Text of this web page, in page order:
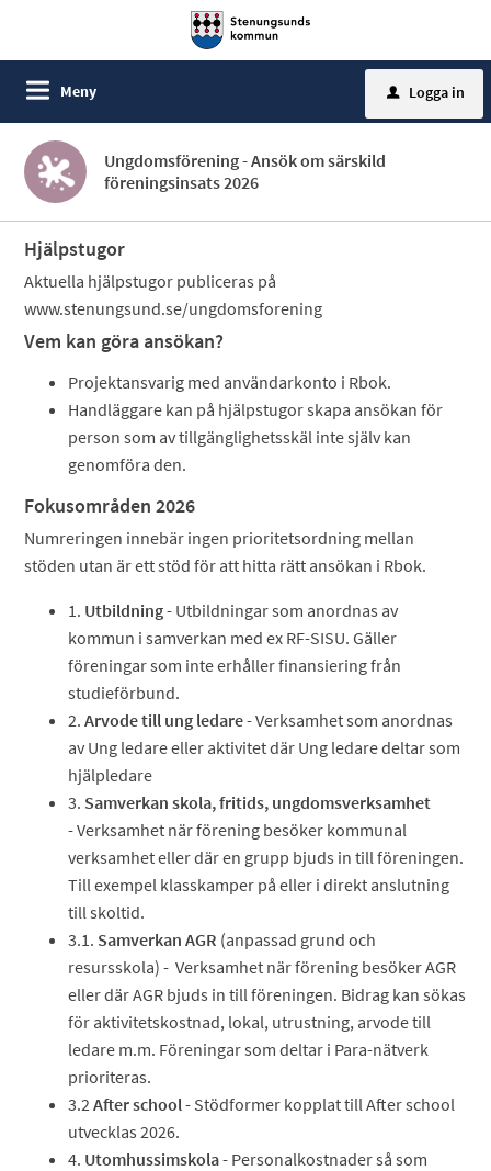
Meny u Logga in
Ungdomsförening - Ansök om särskild
föreningsinsats 2026
Hjälpstugor
Aktuella hjälpstugor publiceras på
www.stenungsund.se/ungdomsforening
Vem kan göra ansökan?
Projektansvarig med användarkonto i Rbok.
Handläggare kan på hjälpstugor skapa ansökan för
person som av tillgänglighetsskäl inte själv kan
genomföra den.
Fokusområden 2026
Numreringen innebär ingen prioritetsordning mellan
stöden utan är ett stöd för att hitta rätt ansökan i Rbok.
1. Utbildning- Utbildningar som anordnas av
kommun i samverkan med ex RF-SISU. Gäller
föreningar som inte erhåller finansiering från
studieförbund.
2.Arvode till ung ledare- Verksamhet som anordnas
av Ung ledare eller aktivitet där Ung ledare deltar som
hjälpledare
3. Samverkan skola, fritids, ungdomsverksamhet
- Verksamhet när förening besöker kommunal
verksamhet eller där en grupp bjuds in till föreningen.
Till exempel klasskamper på eller i direkt anslutning
till skoltid.
3.1. Samverkan AGR (anpassad grund och
resursskola) - Verksamhet när förening besöker AGR
eller där AGR bjuds in till föreningen. Bidrag kan sökas
för aktivitetskostnad, lokal, utrustning, arvode till
ledare m.m. Föreningar som deltar i Para-nätverk
prioriteras.
3.2After school- Stödformer kopplat till After school
utvecklas 2026.
4. Utomhussimskola- Personalkostnader så som